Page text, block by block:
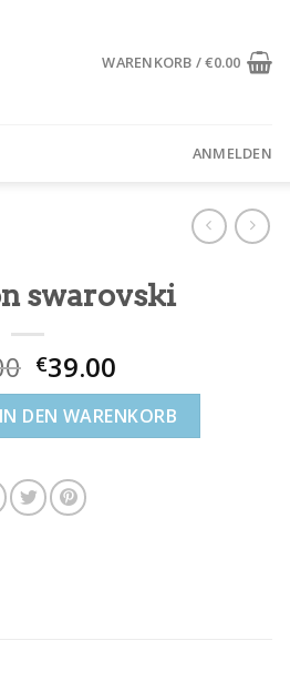
WARENKORB /€0.00
ANMELDEN
swarovski
€39.00
Menge
IN DEN WARENKORB